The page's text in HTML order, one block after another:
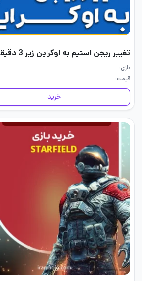
تغییر ریجن استیم به اوکراین زیر 3 دقیقه
بازی
قیمت
خرید